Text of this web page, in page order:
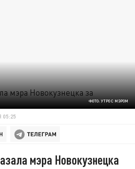
ФОТО: УТРО С МЭРОМ
05:25
мэра Новокузнецка